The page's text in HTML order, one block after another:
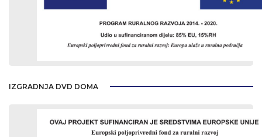
IZGRADNJA DVD DOMA